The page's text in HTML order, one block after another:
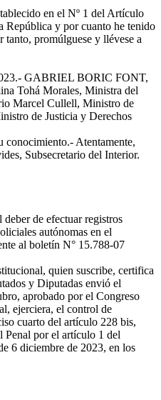
en el Nº 1 del Artículo
República y por cuanto he tenido
promúlguese y llévese a
GABRIEL BORIC FONT,
Tohá Morales, Ministra del
Marcel Cullell, Ministro de
de Justicia y Derechos
Atentamente,
Subsecretario del Interior.
de efectuar registros
autónomas en el
al boletín N° 15.788-07
quien suscribe, certifica
y Diputadas envió el
aprobado por el Congreso
ejerciera, el control de
cuarto del artículo 228 bis,
Penal por el artículo 1 del
6 diciembre de 2023, en los